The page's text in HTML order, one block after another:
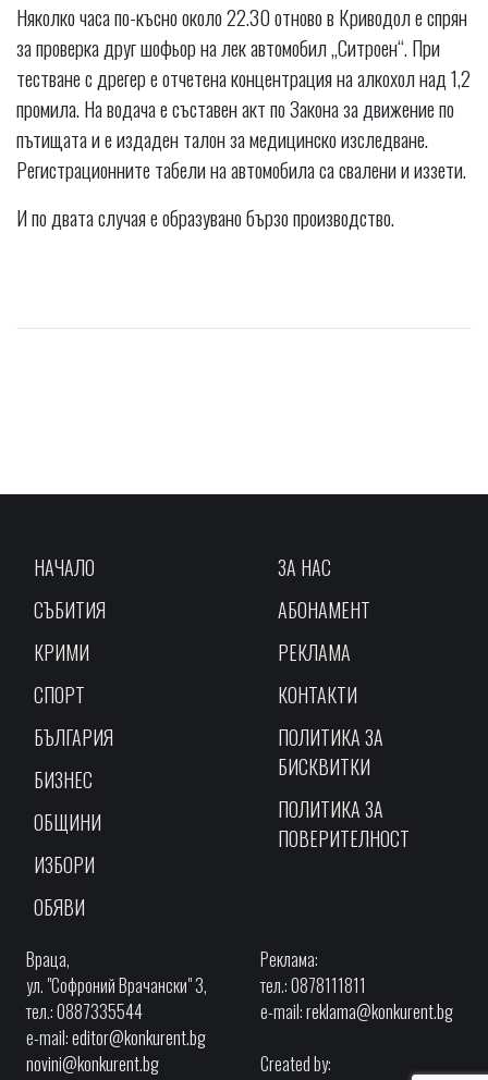
Няколко часа по-късно около 22.30 отново в Криводол е спрян
за проверка друг шофьор на лек автомобил „Ситроен“. При
тестване с дрегер е отчетена концентрация на алкохол над 1,2
промила. На водача е съставен акт по Закона за движение по
пътищата и е издаден талон за медицинско изследване.
Регистрационните табели на автомобила са свалени и иззети.
И по двата случая е образувано бързо производство.
НАЧАЛО
СЪБИТИЯ
КРИМИ
СПОРТ
БЪЛГАРИЯ
БИЗНЕС
ОБЩИНИ
ИЗБОРИ
ОБЯВИ
ЗА НАС
АБОНАМЕНТ
РЕКЛАМА
КОНТАКТИ
ПОЛИТИКА ЗА
БИСКВИТКИ
ПОЛИТИКА ЗА
ПОВЕРИТЕЛНОСТ
Враца,
ул. "Софроний Врачански" 3,
тел.: 0887335544
e-mail:editor@konkurent.bg
novini@konkurent.bg
Реклама:
тел.: 0878111811
e-mail:reklama@konkurent.bg
Created by: